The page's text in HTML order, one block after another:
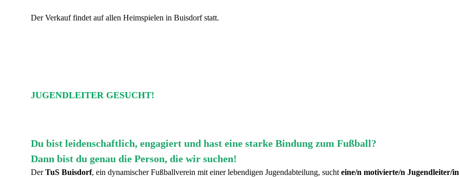
Der Verkauf findet auf allen Heimspielen in Buisdorf statt.
JUGENDLEITER GESUCHT!
Du bist leidenschaftlich, engagiert und hast eine starke Bindung zum Fußball?
Dann bist du genau die Person, die wir suchen!
DerTuS Buisdorf, ein dynamischer Fußballverein mit einer lebendigen Jugendabteilung, sucht eine/n motivierte/n Jugendleiter/in